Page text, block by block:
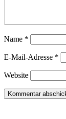
Name *
E-Mail-Adresse *
Website